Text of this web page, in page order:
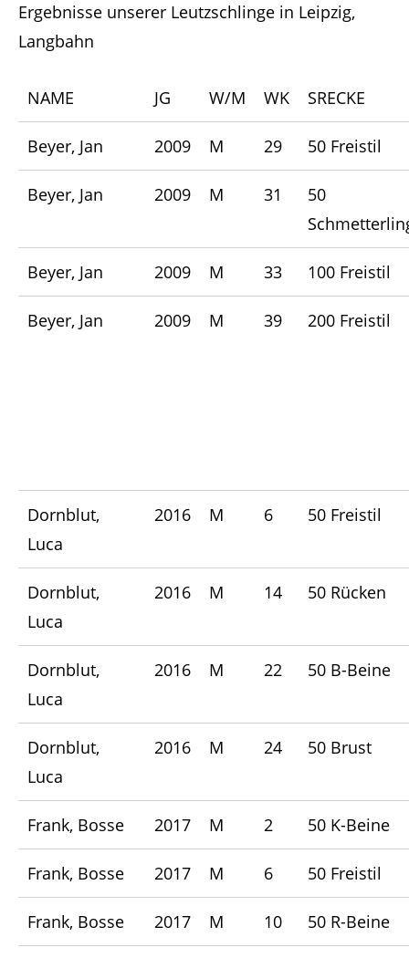
Ergebnisse unserer Leutzschlinge in Leipzig,
Langbahn
NAME JG W/M WK SRECKE
Beyer, Jan 2009 M 29 50 Freistil
Beyer, Jan 2009 M 31
50
Beyer, Jan 2009 M 33 100 Freistil
Beyer, Jan 2009 M 39 200 Freistil
Dornblut,
Luca
2016 M 6 50 Freistil
Dornblut,
Luca
2016 M 14 50 Rücken
Dornblut,
Luca
2016 M 22 50 B-Beine
Dornblut,
Luca
2016 M 24 50 Brust
Frank, Bosse 2017 M 2 50 K-Beine
Frank, Bosse 2017 M 6 50 Freistil
Frank, Bosse 2017 M 10 50 R-Beine